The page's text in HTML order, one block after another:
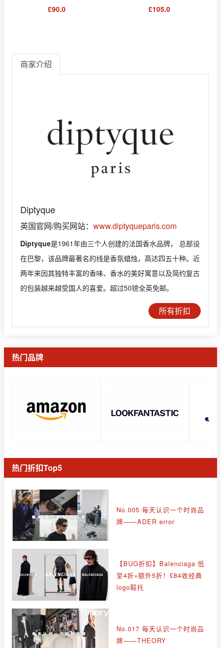
£90.0 £105.0
商家介绍
Diptyque
英国官网/购买网站： www.diptyqueparis.com
Diptyque是1961年由三个人创建的法国香水品牌， 总部设
在巴黎，该品牌最著名的线是香氛蜡烛，高达四五十种。近
两年来因其独特丰富的香味、香水的美好寓意以及简约复古
的包装越来越受国人的喜爱。超过50镑全英免邮。
所有折扣
热门品牌
热门折扣Top5
No.005 每天认识一个时尚品
牌——ADER error
【BUG折扣】Balenciaga 低
至4折+额外5折！£84收经典
logo鞋托
No.017 每天认识一个时尚品
牌——THEORY